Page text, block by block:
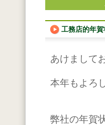
工務店的年賀
あけまして
本年もよろ
弊社の年賀